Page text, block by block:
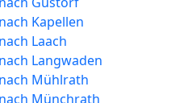
Kapellen
Laach
Langwaden
Mühlrath
Münchrath